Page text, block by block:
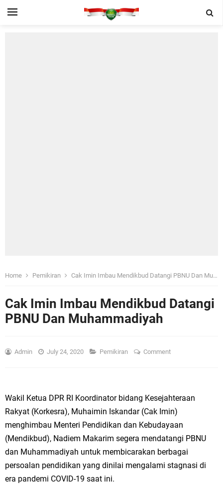
Home Pemikiran Cak Imin Imbau Mendikbud Datangi PBNU Dan Muhammadiyah
Cak Imin Imbau Mendikbud Datangi
PBNU Dan Muhammadiyah
Admin July 24, 2020 Pemikiran Comment
Wakil Ketua DPR RI Koordinator bidang Kesejahteraan
Rakyat (Korkesra), Muhaimin Iskandar (Cak Imin)
menghimbau Menteri Pendidikan dan Kebudayaan
(Mendikbud), Nadiem Makarim segera mendatangi PBNU
dan Muhammadiyah untuk membicarakan berbagai
persoalan pendidikan yang dinilai mengalami stagnasi di
era pandemi COVID-19 saat ini.